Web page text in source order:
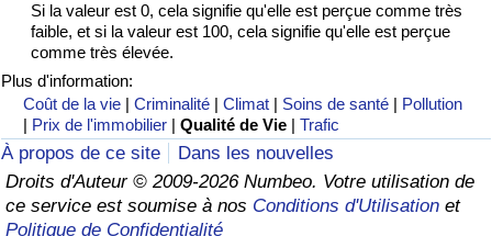
Si la valeur est 0, cela signifie qu'elle est perçue comme très
faible, et si la valeur est 100, cela signifie qu'elle est perçue
comme très élevée.
Plus d'information:
Coût de la vie |Criminalité |Climat | Soins de santé | Pollution
| Prix de l'immobilier |Qualité de Vie |Trafic
À propos de ce site
Dans les nouvelles
Droits d'Auteur © 2009-2026 Numbeo. Votre utilisation de
ce service est soumise à nos Conditions d'Utilisation et
Politique de Confidentialité
Indice des soins de santé (Actuel)
Indice des soins de santé
Indice des soins de santé par Pays
Pollution